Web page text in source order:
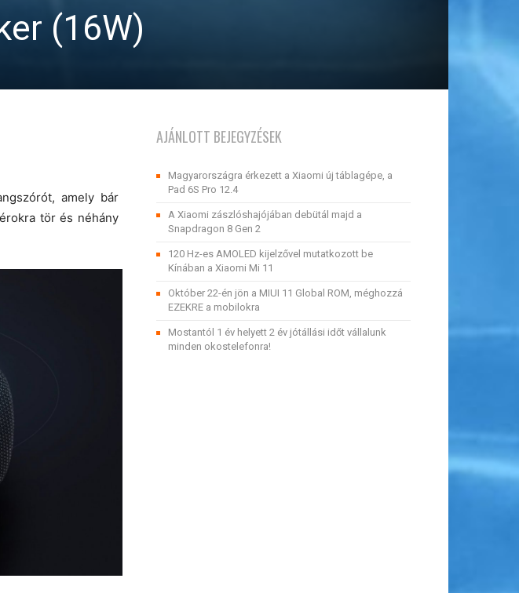
(16W)
amely bár
tör és néhány
AJÁNLOTT BEJEGYZÉSEK
Magyarországra érkezett a Xiaomi új táblagépe, a
Pad 6S Pro 12.4
A Xiaomi zászlóshajójában debütál majd a
Snapdragon 8 Gen 2
120 Hz-es AMOLED kijelzővel mutatkozott be
Kínában a Xiaomi Mi 11
Október 22-én jön a MIUI 11 Global ROM, méghozzá
EZEKRE a mobilokra
Mostantól 1 év helyett 2 év jótállási időt vállalunk
minden okostelefonra!